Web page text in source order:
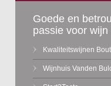
Goede en
passie voor wijn
Kwaliteitswijnen
Wijnhuis Vanden